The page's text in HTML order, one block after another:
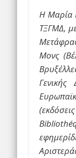
Η Μαρία
ΤΞΓΜΔ,
Μονς
Γενικής